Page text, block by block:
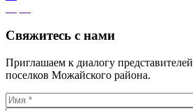
Свяжитесь с нами
Приглашаем к диалогу представителей
поселков Можайского района.